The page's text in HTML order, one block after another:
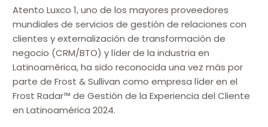
Atento Luxco 1, uno de los mayores proveedores
mundiales de servicios de gestión de relaciones con
clientes y externalización de transformación de
negocio (CRM/BTO) y líder de la industria en
Latinoamérica, ha sido reconocida una vez más por
parte de Frost & Sullivan como empresa líder en el
Frost Radar™ de Gestión de la Experiencia del Cliente
en Latinoamérica 2024.